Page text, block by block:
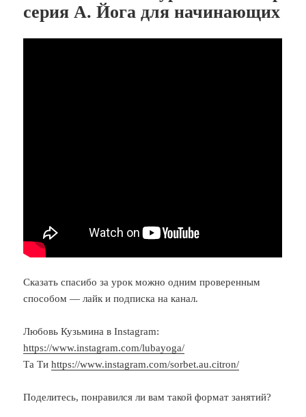
серия А. Йога для начинающих
Сказать спасибо за урок можно одним проверенным
способом — лайк и подписка на канал.
Любовь Кузьмина в Instagram:
https://www.instagram.com/lubayoga/
Та Тиhttps://www.instagram.com/sorbet.au.citron/
Поделитесь, понравился ли вам такой формат занятий?